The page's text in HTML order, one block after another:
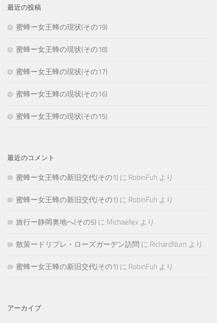
最近の投稿
蜜蜂ー女王蜂の現状(その19)
蜜蜂ー女王蜂の現状(その18)
蜜蜂ー女王蜂の現状(その17)
蜜蜂ー女王蜂の現状(その16)
蜜蜂ー女王蜂の現状(その15)
最近のコメント
蜜蜂ー女王蜂の新旧交代(その1) に RobinFuh より
蜜蜂ー女王蜂の新旧交代(その1) に RobinFuh より
旅行ー静岡奥地へ(その5) に Michaellex より
散策ードリプレ・ローズガーデン訪問 に RichardNum より
蜜蜂ー女王蜂の新旧交代(その1) に RobinFuh より
アーカイブ